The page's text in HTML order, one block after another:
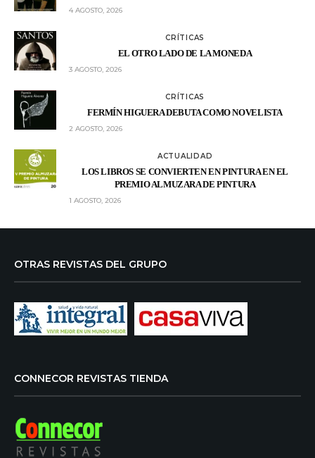
4 AGOSTO, 2026
CRÍTICAS
EL OTRO LADO DE LA MONEDA
3 AGOSTO, 2026
CRÍTICAS
FERMÍN HIGUERA DEBUTA COMO NOVELISTA
2 AGOSTO, 2026
ACTUALIDAD
LOS LIBROS SE CONVIERTEN EN PINTURA EN EL
PREMIO ALMUZARA DE PINTURA
1 AGOSTO, 2026
OTRAS REVISTAS DEL GRUPO
CONNECOR REVISTAS TIENDA